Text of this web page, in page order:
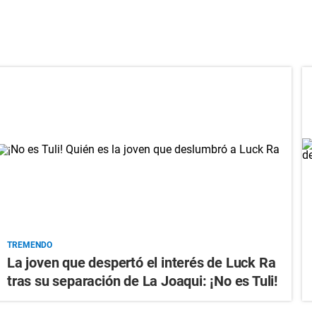
TREMENDO
La joven que despertó el interés de Luck Ra
tras su separación de La Joaqui: ¡No es Tuli!